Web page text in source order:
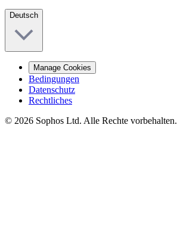
Deutsch
Manage Cookies
Bedingungen
Datenschutz
Rechtliches
© 2026 Sophos Ltd. Alle Rechte vorbehalten.